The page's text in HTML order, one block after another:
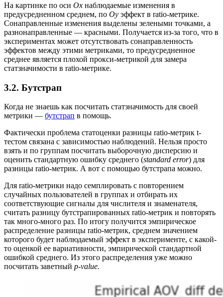
На картинке по оси Ox наблюдаемые изменения в
предусредненном среднем, по Oy эффект в ratio-метрике.
Сонаправленные изменения выделены зелеными точками, а
разнонаправленные — красными. Получается из-за того, что в
экспериментах может отсутствовать сонаправленность
эффектов между этими метриками, то предусредненное
среднее является плохой прокси-метрикой для замера
статзначимости в ratio-метрике.
3.2. Бутстрап
Когда не знаешь как посчитать статзначимость для своей
метрики — бутстрап в помощь.
Фактически проблема статоценки разницы ratio-метрик t-
тестом связана с зависимостью наблюдений. Нельзя просто
взять и по группам посчитать выборочную дисперсию и
оценить стандартную ошибку среднего (standard error) для
разницы ratio-метрик. А вот с помощью бутстрапа можно.
Для ratio-метрики надо семплировать с повторением
случайных пользователей в группах и отбирать их
соответствующие сигналы для числителя и знаменателя,
считать разницу бутстрапированных ratio-метрик и повторять
так много-много раз. По итогу получится эмпирическое
распределение разницы ratio-метрик, среднем значением
которого будет наблюдаемый эффект в эксперименте, с какой-
то оценкой ее вариативности, эмпирической стандартной
ошибкой среднего. Из этого распределения уже можно
посчитать заветный p-value.